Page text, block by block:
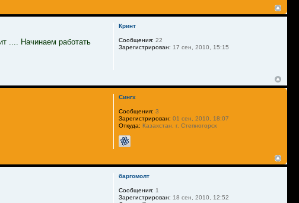
.... Начинаем работать
Кринт
Сообщения: 22
Зарегистрирован: 17 сен, 2010, 15:15
Сингх
Сообщения: 3
Зарегистрирован: 01 сен, 2010, 18:07
Откуда: Казахстан, г. Степногорск
баргомолт
Сообщения: 1
Зарегистрирован: 18 сен, 2010, 12:52